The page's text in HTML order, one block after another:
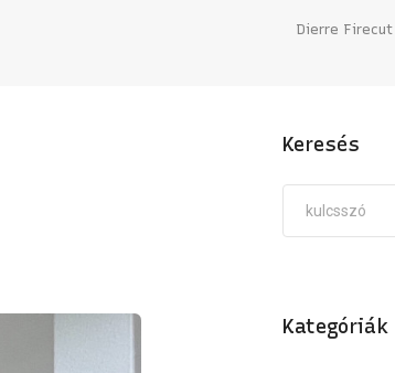
Dierre
Keresés
Kategóriák